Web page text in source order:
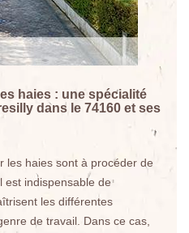
haies : une spécialité
dans le 74160 et ses
les haies sont à procéder de
est indispensable de
les différentes
de travail. Dans ce cas,